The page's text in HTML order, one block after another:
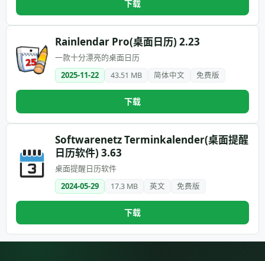
下载
Rainlendar Pro(桌面日历) 2.23
一款十分漂亮的桌面日历
2025-11-22
43.51 MB 简体中文 免费版
下载
Softwarenetz Terminkalender(桌面提醒
日历软件) 3.63
桌面提醒日历软件
2024-05-29
17.3 MB 英文 免费版
下载